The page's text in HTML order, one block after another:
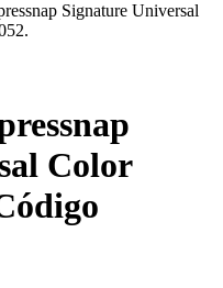
Signature Universal
Color